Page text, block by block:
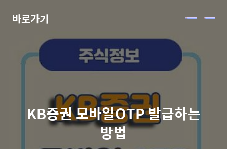
바로가기 메
KB증권 모바일OTP 발급하는
방법